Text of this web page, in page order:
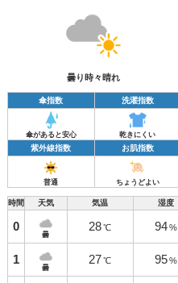
曇り時々晴れ
傘指数 洗濯指数
傘があると安心 乾きにくい
紫外線指数 お肌指数
普通 ちょうどよい
時間 天気 気温 湿度
0
曇
28 ℃ 94 %
1
曇
27 ℃ 95 %